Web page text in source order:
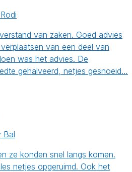
van zaken. Goed advies
van een deel van
was het advies. De
gehalveerd, netjes gesnoeid…
Bal
ze konden snel langs komen.
netjes opgeruimd. Ook het